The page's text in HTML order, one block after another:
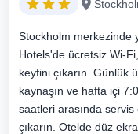
Stockholm merkezinde
Hotels'de ücretsiz Wi-
keyfini çıkarın. Günlük
kaynaşın ve hafta içi
saatleri arasında servis
çıkarın. Otelde düz